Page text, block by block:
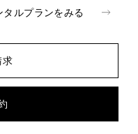
タルプランをみる
求